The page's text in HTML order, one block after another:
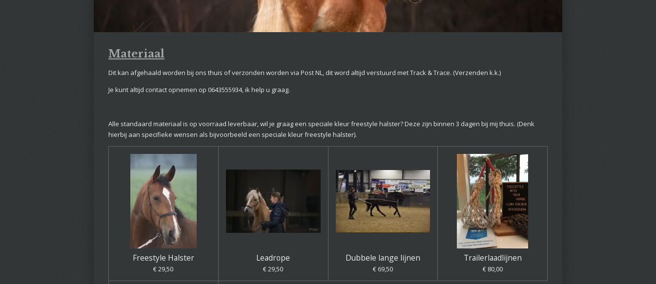
Materiaal
Dit kan afgehaald worden bij ons thuis of verzonden worden via Post NL, dit word altijd verstuurd met Track & Trace. (Verzenden k.k.)
Je kunt altijd contact opnemen op 0643555934, ik help u graag.
Alle standaard materiaal is op voorraad leverbaar, wil je graag een speciale kleur freestyle halster? Deze zijn binnen 3 dagen bij mij thuis. (Denk
hierbij aan specifieke wensen als bijvoorbeeld een speciale kleur freestyle halster).
Freestyle Halster
€ 29,50
Leadrope
€ 29,50
Dubbele lange lijnen
€ 69,50
Trailerlaadlijnen
€ 80,00